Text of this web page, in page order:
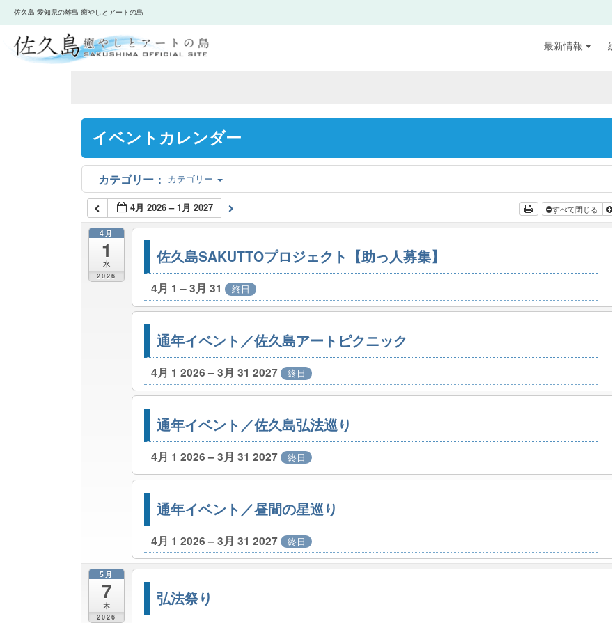
佐久島 愛知県の離島 癒やしとアートの島
最新情報
イベントカレンダー
カテゴリー
4月 2026 – 1月 2027 すべて閉じる
4月
1
水
2026
佐久島SAKUTTOプロジェクト【助っ人募集】
4月 1 – 3月 31 終日
通年イベント／佐久島アートピクニック
4月 1 2026 – 3月 31 2027 終日
通年イベント／佐久島弘法巡り
4月 1 2026 – 3月 31 2027 終日
通年イベント／昼間の星巡り
4月 1 2026 – 3月 31 2027 終日
5月
7
木
2026
弘法祭り